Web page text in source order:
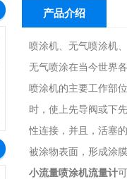
产品介绍
喷涂机、无气喷涂机
无气喷涂在当今世界
喷涂机的主要工作部
时，使上先导阀或下
性连接，并且，活塞
被涂物表面，形成涂
小流量喷涂机流量计